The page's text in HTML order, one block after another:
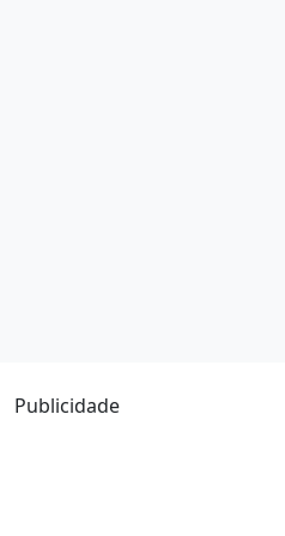
Publicidade